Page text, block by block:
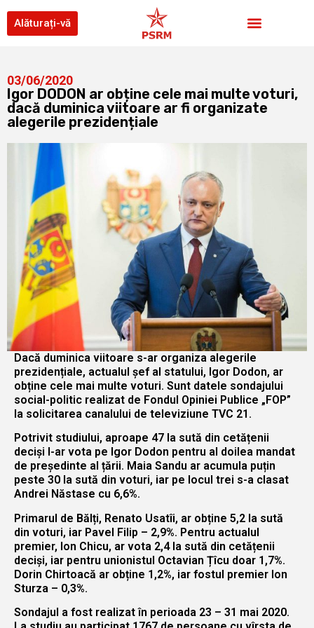
Alăturați-vă
03/06/2020
Igor DODON ar obține cele mai multe voturi,
dacă duminica viitoare ar fi organizate
alegerile prezidențiale
Dacă duminica viitoare s-ar organiza alegerile
prezidențiale, actualul șef al statului, Igor Dodon, ar
obține cele mai multe voturi. Sunt datele sondajului
social-politic realizat de Fondul Opiniei Publice „FOP”
la solicitarea canalului de televiziune TVC 21.
Potrivit studiului, aproape 47 la sută din cetățenii
deciși l-ar vota pe Igor Dodon pentru al doilea mandat
de președinte al țării. Maia Sandu ar acumula puțin
peste 30 la sută din voturi, iar pe locul trei s-a clasat
Andrei Năstase cu 6,6%.
Primarul de Bălți, Renato Usatîi, ar obține 5,2 la sută
din voturi, iar Pavel Filip – 2,9%. Pentru actualul
premier, Ion Chicu, ar vota 2,4 la sută din cetățenii
deciși, iar pentru unionistul Octavian Țîcu doar 1,7%.
Dorin Chirtoacă ar obține 1,2%, iar fostul premier Ion
Sturza – 0,3%.
Sondajul a fost realizat în perioada 23 – 31 mai 2020.